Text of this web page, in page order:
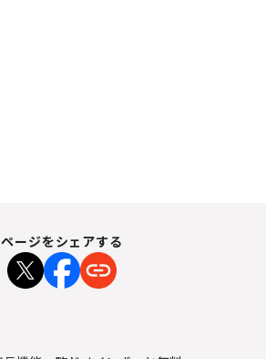
ページをシェアする